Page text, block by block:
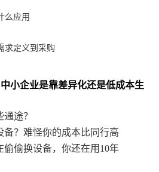
么应用
求定义到采购
小企业是靠差异化还是低成本生
途？
？难怪你的成本比同行高
偷换设备，你还在用10年